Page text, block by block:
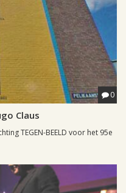
0
Claus
TEGEN-BEELD voor het 95e